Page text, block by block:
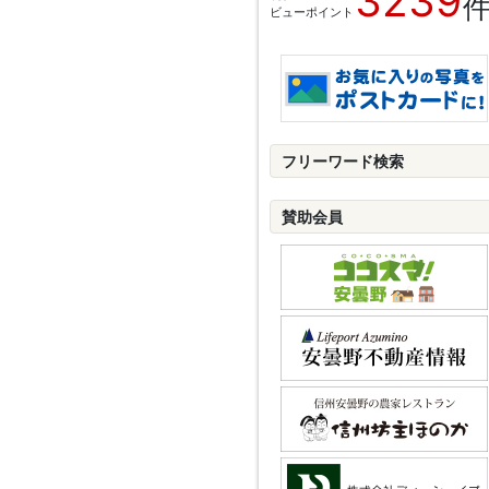
ビューポイント
フリーワード検索
賛助会員